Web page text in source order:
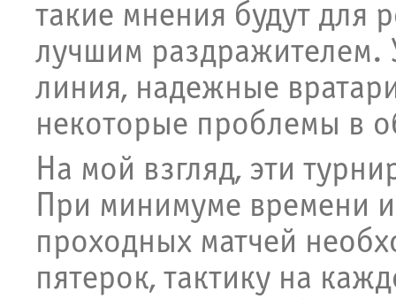
такие мнения будут для
лучшим раздражителем.
линия, надежные
некоторые проблемы в
На мой взгляд, эти
При минимуме времени
проходных матчей
пятерок, тактику на